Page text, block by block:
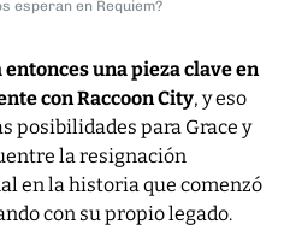
esperan en Requiem?
entonces una pieza clave en
con Raccoon City, y eso
posibilidades para Grace y
la resignación
en la historia que comenzó
con su propio legado.